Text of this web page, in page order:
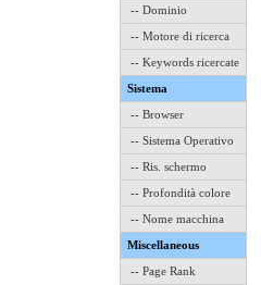
-- Dominio
-- Motore di ricerca
-- Keywords ricercate
Sistema
-- Browser
-- Sistema Operativo
-- Ris. schermo
-- Profondità colore
-- Nome macchina
Miscellaneous
-- Page Rank